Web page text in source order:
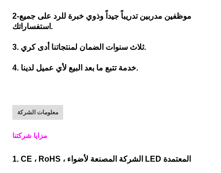
2-موظفين مدربين تدريباً جيداً وذوي خبرة للرد على جميع
استفساراتك.
3. ثلاث سنوات الضمان لمنتجاتنا أدى كري.
4. خدمة تتبع ما بعد البيع لأي عميل لدينا.
معلومات الشركة
1. CE ، RoHS ، الشركة المصنعة لأضواء LED المعتمدة